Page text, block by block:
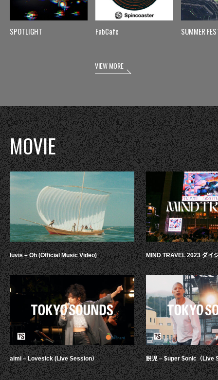
SPOTLIGHT FabCafe SUMMER
VIEW MORE
MOVIE
luvis – Oh (Official Music Video)
aimi – Lovesick (Live Session）
MIND TRAVEL 2023 ダイ
鋭児 – $uper $onic（Live